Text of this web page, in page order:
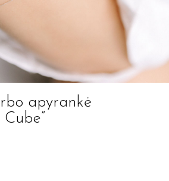
apyrankė